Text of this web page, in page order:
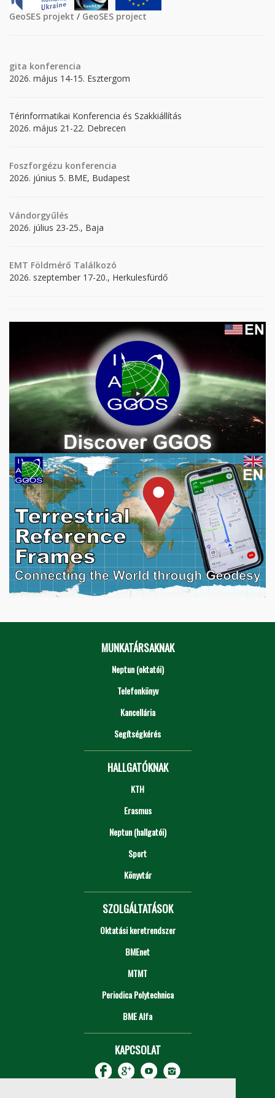
GeoSES projekt / GeoSES project
gita konferencia
2026. május 14-15. Esztergom
Térinformatikai Konferencia és Szakkiállítás
2026. május 21-22. Debrecen
Foszforgézu konferencia
2026. június 5. BME, Budapest
Vándorgyűlés
2026. július 23-25., Baja
EMT Földmérő Találkozó
2026. szeptember 17-20., Herkulesfürdő
MUNKATÁRSAKNAK
Neptun (oktatói)
Telefonkönyv
Kancellária
Segítségkérés
HALLGATÓKNAK
KTH
Erasmus
Neptun (hallgatói)
Sport
Könyvtár
SZOLGÁLTATÁSOK
Oktatási keretrendszer
BMEnet
MTMT
Periodica Polytechnica
BME Alfa
KAPCSOLAT